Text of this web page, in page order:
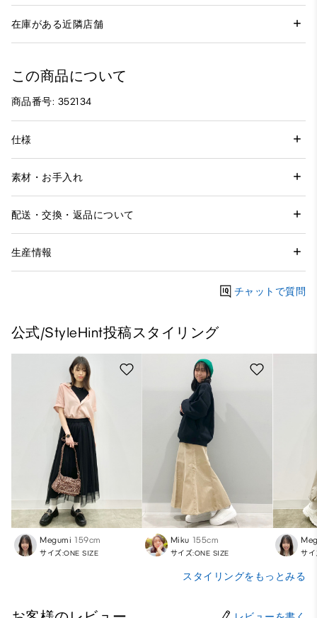
在庫がある近隣店舗
この商品について
商品番号: 352134
仕様
素材・お手入れ
配送・交換・返品について
生産情報
チャットで質問
公式/StyleHint投稿スタイリング
Megumi 159cm
サイズ:ONE SIZE
Miku 155cm
サイズ:ONE SIZE サ
スタイリングをもっとみる